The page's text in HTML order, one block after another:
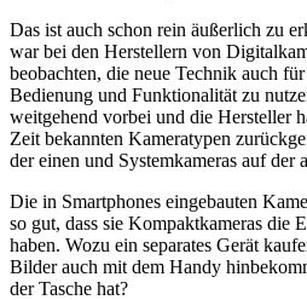
Das ist auch schon rein äußerlich zu
war bei den Herstellern von
beobachten, die neue Technik auch
Bedienung und Funktionalität zu
weitgehend vorbei und die Hersteller
Zeit bekannten Kameratypen
der einen und Systemkameras auf der
Die in Smartphones eingebauten
so gut, dass sie Kompaktkameras die
haben. Wozu ein separates Gerät
Bilder auch mit dem Handy
der Tasche hat?